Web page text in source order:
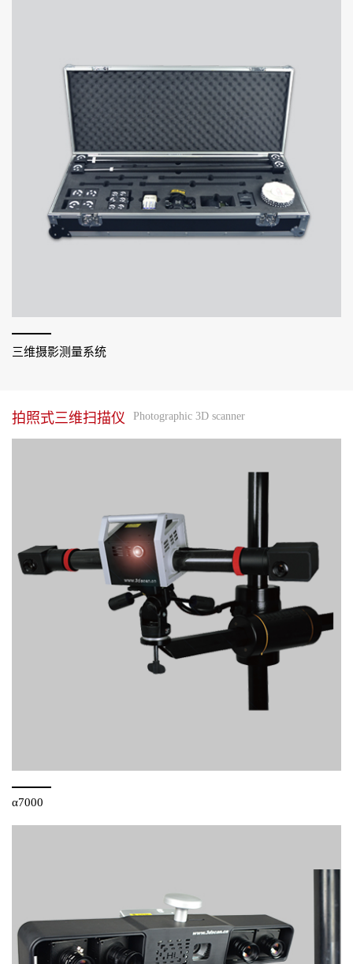
三维摄影测量系统
拍照式三维扫描仪 Photographic 3D scanner
α7000